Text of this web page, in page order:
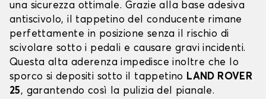
una sicurezza ottimale. Grazie alla base adesiva
antiscivolo, il tappetino del conducente rimane
perfettamente in posizione senza il rischio di
scivolare sotto i pedali e causare gravi incidenti.
Questa alta aderenza impedisce inoltre che lo
sporco si depositi sotto il tappetino LAND ROVER
25, garantendo così la pulizia del pianale.